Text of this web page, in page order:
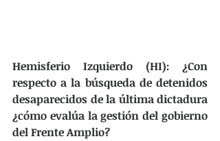
Hemisferio Izquierdo (HI): ¿Con
respecto a la búsqueda de detenidos
desaparecidos de la última dictadura
¿cómo evalúa la gestión del gobierno
del Frente Amplio?